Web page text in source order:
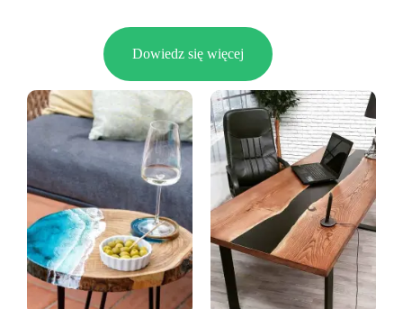
Dowiedz się więcej